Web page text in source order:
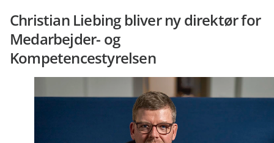
Christian Liebing bliver ny direktør for
Medarbejder- og
Kompetencestyrelsen